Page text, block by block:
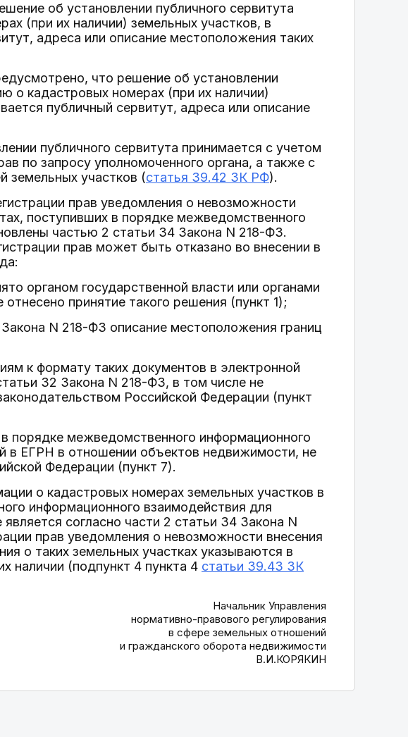
об установлении публичного сервитута
(при их наличии) земельных участков, в
адреса или описание местоположения таких
что решение об установлении
о кадастровых номерах (при их наличии)
публичный сервитут, адреса или описание
публичного сервитута принимается с учетом
по запросу уполномоченного органа, а также с
земельных участков (статья 39.42 ЗК РФ).
прав уведомления о невозможности
поступивших в порядке межведомственного
частью 2 статьи 34 Закона N 218-ФЗ.
прав может быть отказано во внесении в
органом государственной власти или органами
принятие такого решения (пункт 1);
N 218-ФЗ описание местоположения границ
к формату таких документов в электронной
32 Закона N 218-ФЗ, в том числе не
Российской Федерации (пункт
порядке межведомственного информационного
в ЕГРН в отношении объектов недвижимости, не
Федерации (пункт 7).
о кадастровых номерах земельных участков в
информационного взаимодействия для
согласно части 2 статьи 34 Закона N
прав уведомления о невозможности внесения
о таких земельных участках указываются в
наличии (подпункт 4 пункта 4 статьи 39.43 ЗК
Начальник Управления
нормативно-правового регулирования
в сфере земельных отношений
и гражданского оборота недвижимости
В.И.КОРЯКИН